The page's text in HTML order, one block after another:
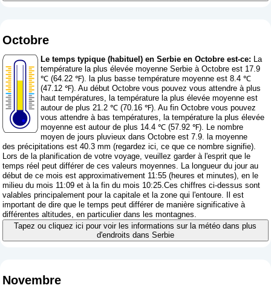
Octobre
Le temps typique (habituel) en Serbie en Octobre est-ce: La
température la plus élevée moyenne Serbie à Octobre est 17.9
℃ (64.22 ℉). la plus basse température moyenne est 8.4 ℃
(47.12 ℉). Au début Octobre vous pouvez vous attendre à plus
haut températures, la température la plus élevée moyenne est
autour de plus 21.2 ℃ (70.16 ℉). Au fin Octobre vous pouvez
vous attendre à bas températures, la température la plus élevée
moyenne est autour de plus 14.4 ℃ (57.92 ℉). Le nombre
moyen de jours pluvieux dans Octobre est 7.9. la moyenne
des précipitations est 40.3 mm (regardez ici, ce que ce nombre signifie).
Lors de la planification de votre voyage, veuillez garder à l'esprit que le
temps réel peut différer de ces valeurs moyennes. La longueur du jour au
début de ce mois est approximativement 11:55 (heures et minutes), en le
milieu du mois 11:09 et à la fin du mois 10:25.Ces chiffres ci-dessus sont
valables principalement pour la capitale et la zone qui l'entoure. Il est
important de dire que le temps peut différer de manière significative à
différentes altitudes, en particulier dans les montagnes.
Tapez ou cliquez ici pour voir les informations sur la météo dans plus
d'endroits dans Serbie
Novembre